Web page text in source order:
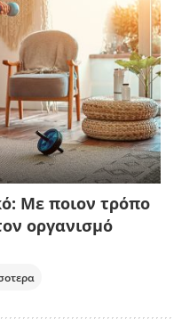
Με ποιον τρόπο
οργανισμό